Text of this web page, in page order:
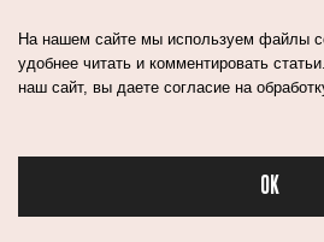
Бьюти
На нашем сайте мы используем файлы
удобнее читать и комментировать
наш сайт, вы даете согласие на
OK